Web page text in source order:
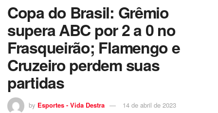
Copa do Brasil: Grêmio
supera ABC por 2 a 0 no
Frasqueirão; Flamengo e
Cruzeiro perdem suas
partidas
by Esportes - Vida Destra 14 de abril de 2023